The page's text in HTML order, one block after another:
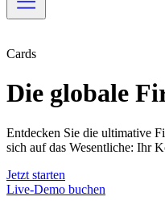
Cards
Die globale
Entdecken Sie die ultimative
sich auf das Wesentliche: Ihr
Jetzt starten
Live-Demo buchen